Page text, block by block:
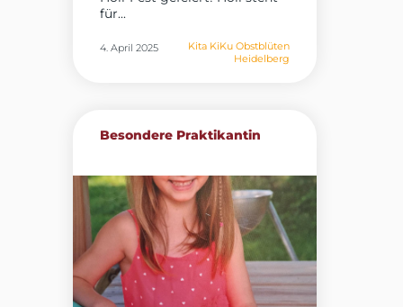
für...
4. April 2025
Kita KiKu Obstblüten
Heidelberg
Besondere Praktikantin